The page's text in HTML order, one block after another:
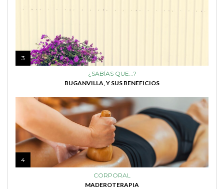
3
¿SABÍAS QUE...?
BUGANVILLA, Y SUS BENEFICIOS
4
CORPORAL
MADEROTERAPIA